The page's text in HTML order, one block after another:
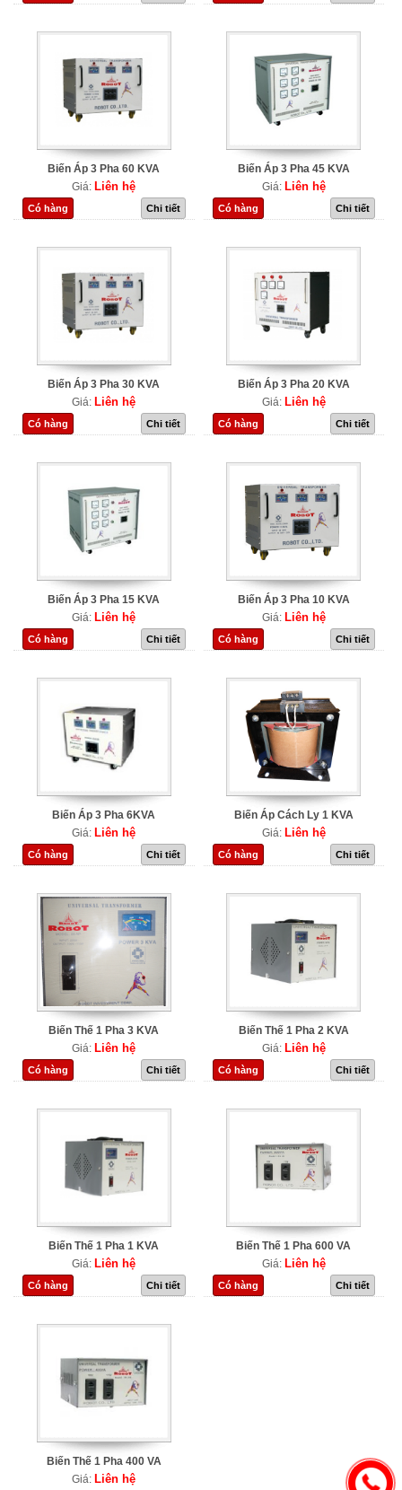
Biến Áp 3 Pha 60 KVA
Giá: Liên hệ
Có hàng Chi tiết
Biến Áp 3 Pha 45 KVA
Giá: Liên hệ
Có hàng Chi tiết
Biến Áp 3 Pha 30 KVA
Giá: Liên hệ
Có hàng Chi tiết
Biến Áp 3 Pha 20 KVA
Giá: Liên hệ
Có hàng Chi tiết
Biến Áp 3 Pha 15 KVA
Giá: Liên hệ
Có hàng Chi tiết
Biến Áp 3 Pha 10 KVA
Giá: Liên hệ
Có hàng Chi tiết
Biến Áp 3 Pha 6KVA
Giá: Liên hệ
Có hàng Chi tiết
Biến Áp Cách Ly 1 KVA
Giá: Liên hệ
Có hàng Chi tiết
Biến Thế 1 Pha 3 KVA
Giá: Liên hệ
Có hàng Chi tiết
Biến Thế 1 Pha 2 KVA
Giá: Liên hệ
Có hàng Chi tiết
Biến Thế 1 Pha 1 KVA
Giá: Liên hệ
Có hàng Chi tiết
Biến Thế 1 Pha 600 VA
Giá: Liên hệ
Có hàng Chi tiết
Biến Thế 1 Pha 400 VA
Giá: Liên hệ